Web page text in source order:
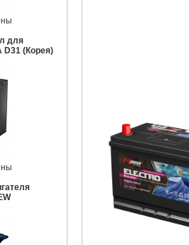
для
D31 (Корея)